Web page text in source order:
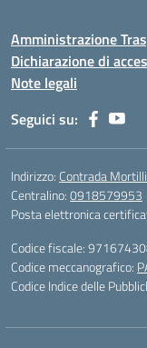
Amministrazione
Dichiarazione di
Note legali
Seguici su:
Indirizzo: Contrada
Centralino:0918579953
Posta elettronica
Codice fiscale:
Codice meccanografico:
Codice Indice delle